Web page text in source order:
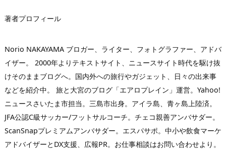
著者プロフィール
Norio NAKAYAMA ブロガー、ライター、フォトグラファー、アドバ
イザー。 2000年よりテキストサイト、ニュースサイト時代を駆け抜
けそのままブログへ。国内外への旅行やガジェット、日々の出来事
などを紹介中。 旅と大宮のブログ「エアロプレイン」運営。Yahoo!
ニュースさいたま市担当。三島市出身。アイラ島、青ヶ島上陸済。
JFA公認C級サッカー/フットサルコーチ。チェコ親善アンバサダー。
ScanSnapプレミアムアンバサダー。エスパサポ。中小や飲食マーケ
アドバイザーとDX支援、広報PR。お仕事相談はお問い合わせより。